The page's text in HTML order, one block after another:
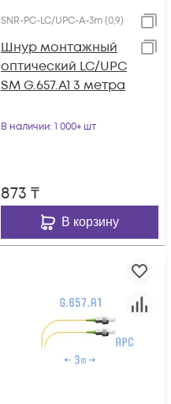
SNR-PC-LC/UPC-A-3m (0,9)
Шнур монтажный
оптический LC/UPC
SM G.657.A1 3 метра
В наличии: 1 000+ шт
873 ₸
В корзину